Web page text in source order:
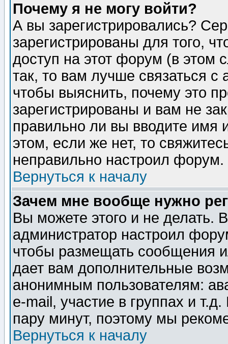
Почему я не могу войти?
А вы зарегистрировались?
зарегистрированы для того,
доступ на этот форум (в этом
так, то вам лучше связаться
чтобы выяснить, почему это
зарегистрированы и вам не
правильно ли вы вводите
этом, если же нет, то
неправильно настроил форум.
Вернуться к началу
Зачем мне вообще нужно
Вы можете этого и не делать.
администратор настроил
чтобы размещать сообщения
дает вам дополнительные
анонимным пользователям:
e-mail, участие в группах и
пару минут, поэтому мы
Вернуться к началу